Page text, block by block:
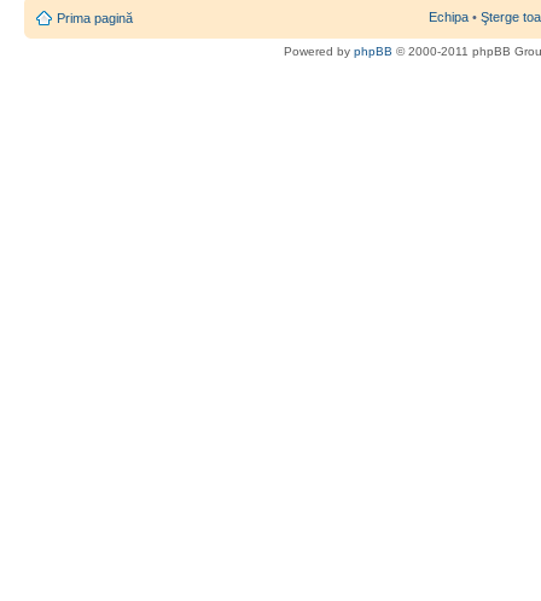
Prima pagină Echipa • Şterge
Powered by phpBB © 2000-2011 phpBB